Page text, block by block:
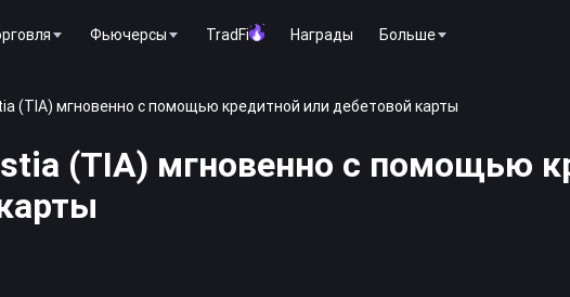
Фьючерсы TradFi Награды Больше
(TIA) мгновенно с помощью кредитной или дебетовой карты
(TIA) мгновенно с помощью